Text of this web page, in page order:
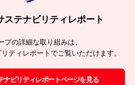
ステナビリティレポート
プの詳細な取り組みは、
ティレポートでご覧いただけます。
ナビリティレポートページを見る